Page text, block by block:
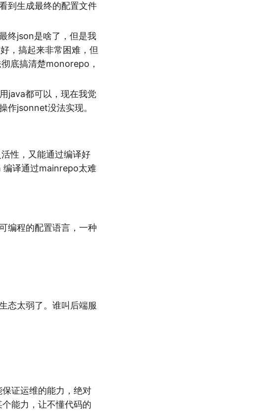
到生成最终的配置文件
终json是啥了，但是我
，搞起来非常困难，但
底搞清楚monorepo，
java都可以，现在我觉
作jsonnet没法实现。
性，又能通过编译好
编译通过mainrepo太难
编程的配置语言，一种
态太弱了。谁叫后端服
证运维的能力，绝对
能力，让不懂代码的